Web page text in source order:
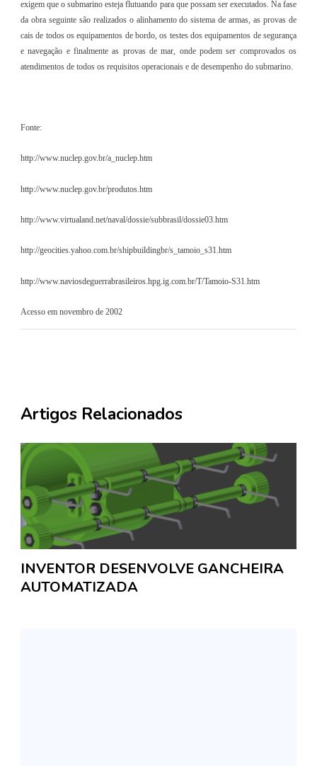
exigem que o submarino esteja flutuando para que possam ser executados. Na fase
da obra seguinte são realizados o alinhamento do sistema de armas, as provas de
cais de todos os equipamentos de bordo, os testes dos equipamentos de segurança
e navegação e finalmente as provas de mar, onde podem ser comprovados os
atendimentos de todos os requisitos operacionais e de desempenho do submarino.
Fonte:
http://www.nuclep.gov.br/a_nuclep.htm
http://www.nuclep.gov.br/produtos.htm
http://www.virtualand.net/naval/dossie/subbrasil/dossie03.htm
http://geocities.yahoo.com.br/shipbuildingbr/s_tamoio_s31.htm
http://www.naviosdeguerrabrasileiros.hpg.ig.com.br/T/Tamoio-S31.htm
Acesso em novembro de 2002
Artigos Relacionados
INVENTOR DESENVOLVE GANCHEIRA
AUTOMATIZADA